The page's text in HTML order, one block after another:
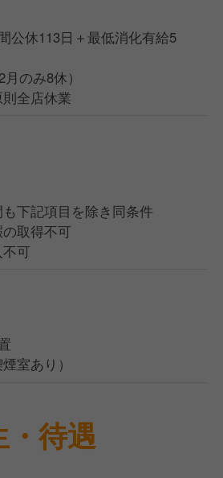
公休113日＋最低消化有給5
のみ8休）
則全店休業
下記項目を除き同条件
の取得不可
可
室あり）
・待遇